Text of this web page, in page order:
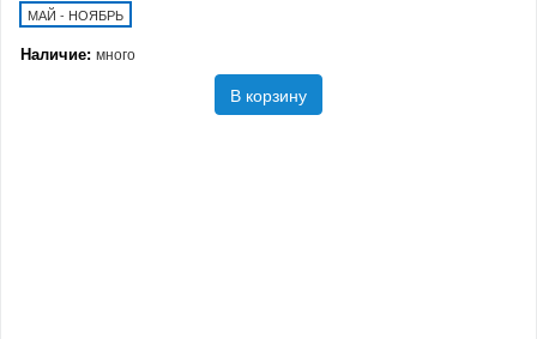
МАЙ - НОЯБРЬ
Наличие: много
В корзину